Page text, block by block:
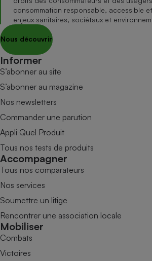
consommation responsable, accessible
enjeux sanitaires, sociétaux et
Nous découvrir
Informer
S’abonner au site
S’abonner au magazine
Nos newsletters
Commander une parution
Appli Quel Produit
Tous nos tests de produits
Accompagner
Tous nos comparateurs
Nos services
Soumettre un litige
Rencontrer une association locale
Mobiliser
Combats
Victoires